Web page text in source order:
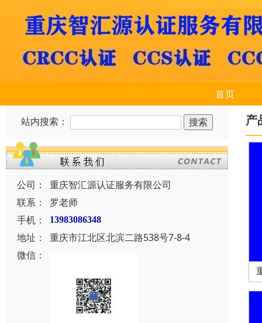
首页
站内搜索：
公司：
重庆智汇源认证服务有限公司
联系：
罗老师
手机：
13983086348
地址：
重庆市江北区北滨二路538号7-8-4
微信：
产